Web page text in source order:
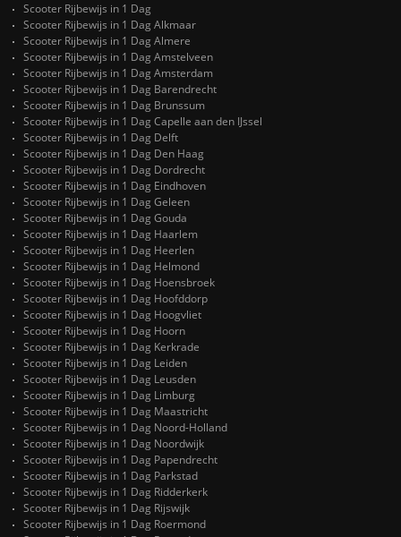
Scooter Rijbewijs in 1 Dag
Scooter Rijbewijs in 1 Dag Alkmaar
Scooter Rijbewijs in 1 Dag Almere
Scooter Rijbewijs in 1 Dag Amstelveen
Scooter Rijbewijs in 1 Dag Amsterdam
Scooter Rijbewijs in 1 Dag Barendrecht
Scooter Rijbewijs in 1 Dag Brunssum
Scooter Rijbewijs in 1 Dag Capelle aan den IJssel
Scooter Rijbewijs in 1 Dag Delft
Scooter Rijbewijs in 1 Dag Den Haag
Scooter Rijbewijs in 1 Dag Dordrecht
Scooter Rijbewijs in 1 Dag Eindhoven
Scooter Rijbewijs in 1 Dag Geleen
Scooter Rijbewijs in 1 Dag Gouda
Scooter Rijbewijs in 1 Dag Haarlem
Scooter Rijbewijs in 1 Dag Heerlen
Scooter Rijbewijs in 1 Dag Helmond
Scooter Rijbewijs in 1 Dag Hoensbroek
Scooter Rijbewijs in 1 Dag Hoofddorp
Scooter Rijbewijs in 1 Dag Hoogvliet
Scooter Rijbewijs in 1 Dag Hoorn
Scooter Rijbewijs in 1 Dag Kerkrade
Scooter Rijbewijs in 1 Dag Leiden
Scooter Rijbewijs in 1 Dag Leusden
Scooter Rijbewijs in 1 Dag Limburg
Scooter Rijbewijs in 1 Dag Maastricht
Scooter Rijbewijs in 1 Dag Noord-Holland
Scooter Rijbewijs in 1 Dag Noordwijk
Scooter Rijbewijs in 1 Dag Papendrecht
Scooter Rijbewijs in 1 Dag Parkstad
Scooter Rijbewijs in 1 Dag Ridderkerk
Scooter Rijbewijs in 1 Dag Rijswijk
Scooter Rijbewijs in 1 Dag Roermond